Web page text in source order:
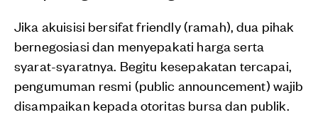
Jika akuisisi bersifat friendly (ramah), dua pihak
bernegosiasi dan menyepakati harga serta
syarat-syaratnya. Begitu kesepakatan tercapai,
pengumuman resmi (public announcement) wajib
disampaikan kepada otoritas bursa dan publik.